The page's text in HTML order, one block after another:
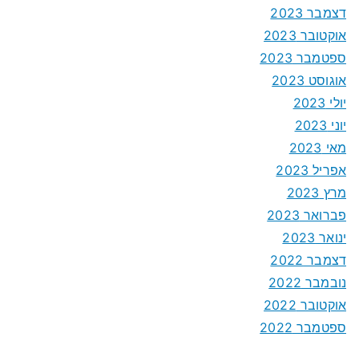
דצמבר 2023
אוקטובר 2023
ספטמבר 2023
אוגוסט 2023
יולי 2023
יוני 2023
מאי 2023
אפריל 2023
מרץ 2023
פברואר 2023
ינואר 2023
דצמבר 2022
נובמבר 2022
אוקטובר 2022
ספטמבר 2022